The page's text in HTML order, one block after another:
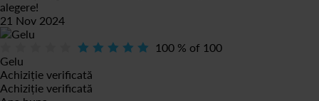
alegere!
21 Nov 2024
100 % of 100
Gelu
Achiziție verificată
Achiziție verificată